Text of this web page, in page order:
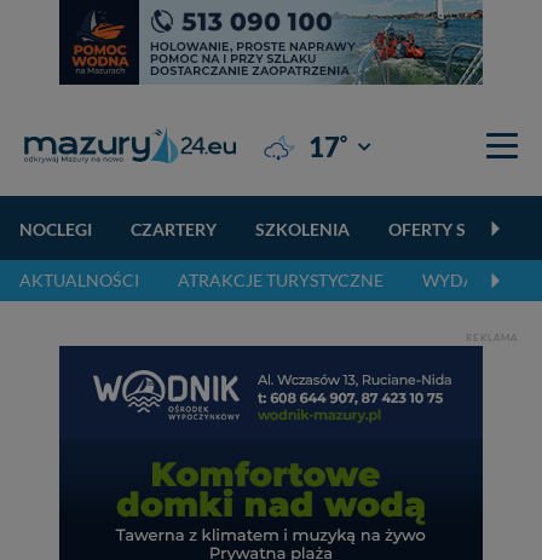
17° Giżycko
NOCLEGI CZARTERY SZKOLENIA OFERTY
AKTUALNOŚCI ATRAKCJE TURYSTYCZNE WYDARZENIA
REKLAMA